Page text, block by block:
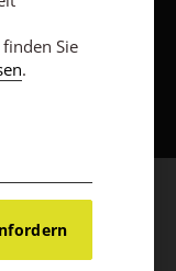
Sie
.